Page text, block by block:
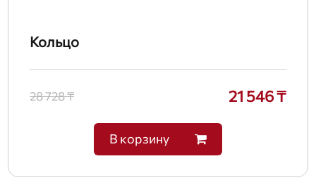
Кольцо
28 728 ₸ 21 546 ₸
В корзину